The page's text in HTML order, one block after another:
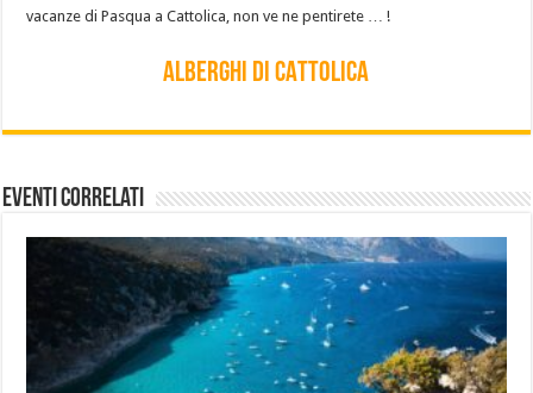
vacanze di Pasqua a Cattolica, non ve ne pentirete … !
ALBERGHI DI CATTOLICA
Eventi Correlati